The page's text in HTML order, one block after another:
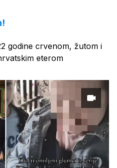
godine crvenom, žutom i
eterom